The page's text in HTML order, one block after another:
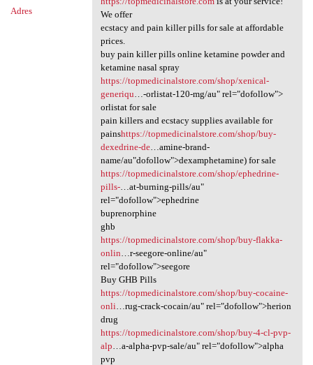
n
Adres
We offer
ecstacy and pain killer pills for sale at affordable
prices.
buy pain killer pills online ketamine powder and
ketamine nasal spray
https://topmedicinalstore.com/shop/xenical-
generiqu …-orlistat-120-mg/au" rel="dofollow">
orlistat for sale
pain killers and ecstacy supplies available for
painshttps://topmedicinalstore.com/shop/buy-
dexedrine-de…amine-brand-
name/au"dofollow">dexamphetamine) for sale
https://topmedicinalstore.com/shop/ephedrine-
pills-…at-burning-pills/au"
rel="dofollow">ephedrine
buprenorphine
ghb
https://topmedicinalstore.com/shop/buy-flakka-
onlin …r-seegore-online/au"
rel="dofollow">seegore
Buy GHB Pills
https://topmedicinalstore.com/shop/buy-cocaine-
onli …rug-crack-cocain/au" rel="dofollow">herion
drug
https://topmedicinalstore.com/shop/buy-4-cl-pvp-
alp …a-alpha-pvp-sale/au" rel="dofollow">alpha
pvp